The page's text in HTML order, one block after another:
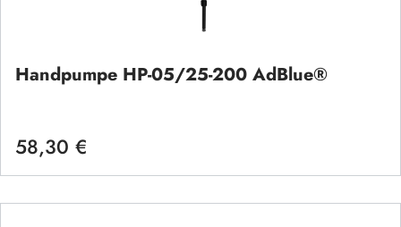
Handpumpe HP-05/25-200 AdBlue®
Regulärer Preis:
58,30 €